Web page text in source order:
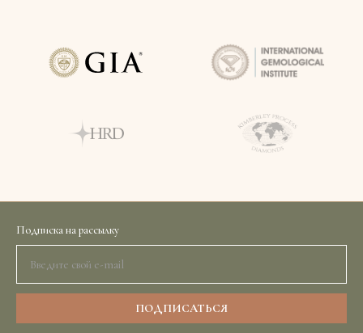
Подписка на рассылку